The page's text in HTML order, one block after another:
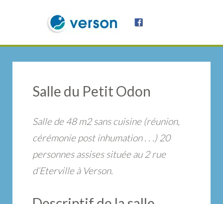
Salle du Petit Odon
Salle de 48 m2 sans cuisine (réunion,
cérémonie post inhumation . . .) 20
personnes assises située au 2 rue
d’Eterville à Verson.